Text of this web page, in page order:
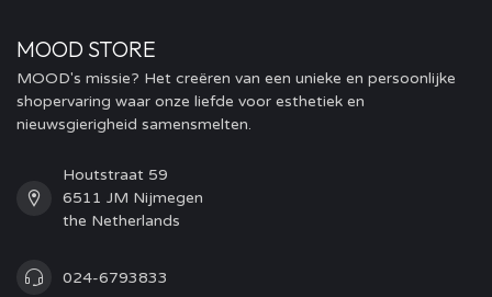
MOOD STORE
MOOD's missie? Het creëren van een unieke en persoonlijke
shopervaring waar onze liefde voor esthetiek en
nieuwsgierigheid samensmelten.
Houtstraat 59
6511 JM Nijmegen
the Netherlands
024-6793833